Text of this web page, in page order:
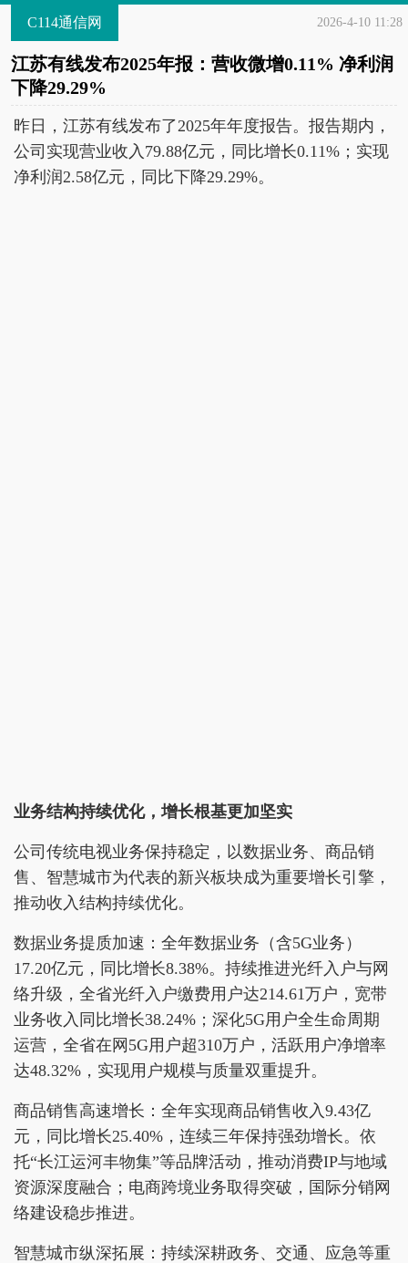
C114通信网 2026-4-10 11:28
江苏有线发布2025年报：营收微增0.11% 净利润
下降29.29%
昨日，江苏有线发布了2025年年度报告。报告期内，
公司实现营业收入79.88亿元，同比增长0.11%；实现
净利润2.58亿元，同比下降29.29%。
业务结构持续优化，增长根基更加坚实
公司传统电视业务保持稳定，以数据业务、商品销
售、智慧城市为代表的新兴板块成为重要增长引擎，
推动收入结构持续优化。
数据业务提质加速：全年数据业务（含5G业务）
17.20亿元，同比增长8.38%。持续推进光纤入户与网
络升级，全省光纤入户缴费用户达214.61万户，宽带
业务收入同比增长38.24%；深化5G用户全生命周期
运营，全省在网5G用户超310万户，活跃用户净增率
达48.32%，实现用户规模与质量双重提升。
商品销售高速增长：全年实现商品销售收入9.43亿
元，同比增长25.40%，连续三年保持强劲增长。依
托“长江运河丰物集”等品牌活动，推动消费IP与地域
资源深度融合；电商跨境业务取得突破，国际分销网
络建设稳步推进。
智慧城市纵深拓展：持续深耕政务、交通、应急等重